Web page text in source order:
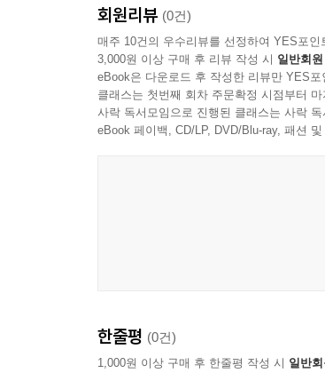
회원리뷰 (0건)
매주 10건의 우수리뷰를 선정하여 YES포인
3,000원 이상 구매 후 리뷰 작성 시 일반회
eBook은 다운로드 후 작성한 리뷰만 YES포
클래스는 첫번째 회차 주문확정 시점부터
사락 독서모임으로 진행된 클래스는 사락
eBook 페이백, CD/LP, DVD/Blu-ray, 패션
한줄평 (0건)
1,000원 이상 구매 후 한줄평 작성 시 일반